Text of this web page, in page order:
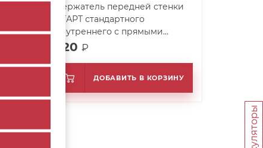
Держатель передней стенки
СТАРТ стандартного
внутреннего с прямыми
боковинами SBH63/W (SB18)
520 ₽
ДОБАВИТЬ В КОРЗИНУ